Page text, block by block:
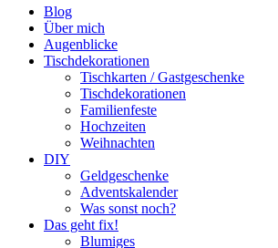
Blog
Über mich
Augenblicke
Tischdekorationen
Tischkarten / Gastgeschenke
Tischdekorationen
Familienfeste
Hochzeiten
Weihnachten
DIY
Geldgeschenke
Adventskalender
Was sonst noch?
Das geht fix!
Blumiges